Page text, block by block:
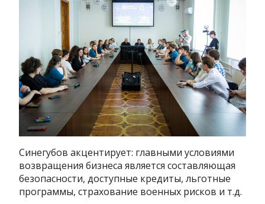
Синегубов акцентирует: главными условиями
возвращения бизнеса является составляющая
безопасности, доступные кредиты, льготные
программы, страхование военных рисков и т.д.